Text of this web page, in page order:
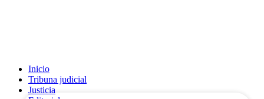
Inicio
Tribuna judicial
Justicia